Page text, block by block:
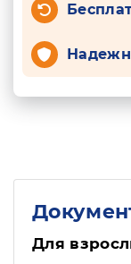
Для